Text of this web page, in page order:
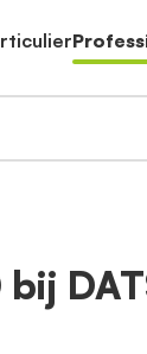
bij